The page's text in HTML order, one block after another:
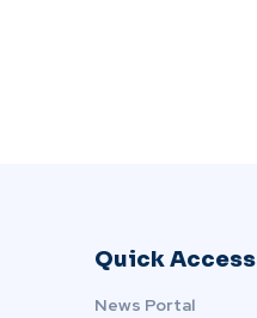
Quick Access
News Portal